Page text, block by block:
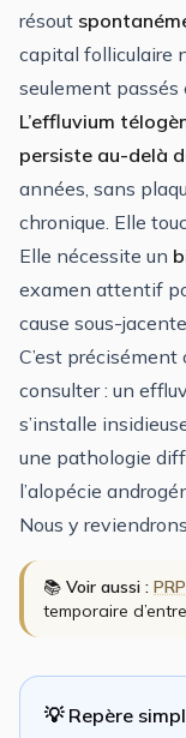
résout
capital folliculaire
seulement passés
L’effluvium
persiste au-delà
années, sans
chronique. Elle
Elle nécessite un
examen attentif
cause sous-jacente.
C’est
consulter : un
s’installe
une pathologie
l’alopécie
Nous y
📚 Voir aussi :
temporaire
💡 Repère